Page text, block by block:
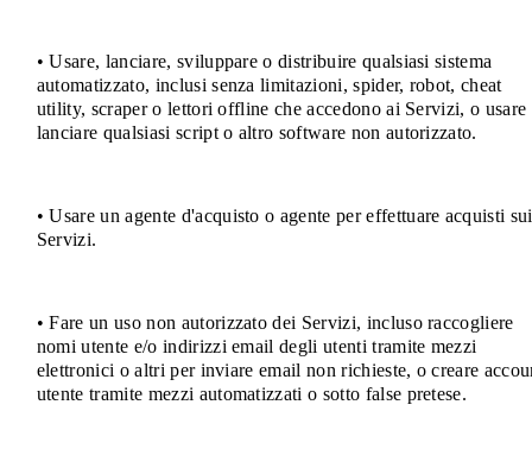
• Usare, lanciare, sviluppare o distribuire qualsiasi sistema
automatizzato, inclusi senza limitazioni, spider, robot, cheat
utility, scraper o lettori offline che accedono ai Servizi, o usare
lanciare qualsiasi script o altro software non autorizzato.
• Usare un agente d'acquisto o agente per effettuare acquisti sui
Servizi.
• Fare un uso non autorizzato dei Servizi, incluso raccogliere
nomi utente e/o indirizzi email degli utenti tramite mezzi
elettronici o altri per inviare email non richieste, o creare
utente tramite mezzi automatizzati o sotto false pretese.